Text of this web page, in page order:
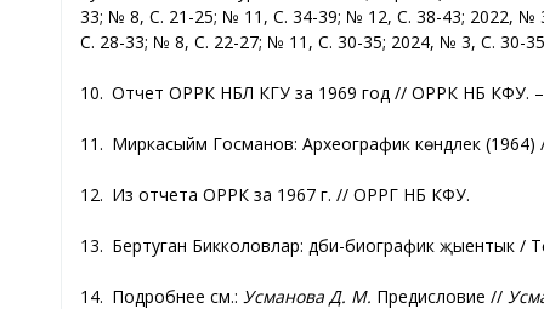
33; № 8, С. 21-25; № 11, С. 34-39; № 12, С. 38-43; 2022,
С. 28-33; № 8, С. 22-27; № 11, С. 30-35; 2024, № 3, С. 30-
10. Отчет ОРРК НБЛ КГУ за 1969 год // ОРРК НБ КФУ. –
11. Миркасыйм Госманов: Археографик көндәлек
12. Из отчета ОРРК за 1967 г. // ОРРГ НБ КФУ.
13. Бертуган Бикколовлар: әдәби-биографик җыентык /
14. Подробнее см.: Усманова Д. М. Предисловие //